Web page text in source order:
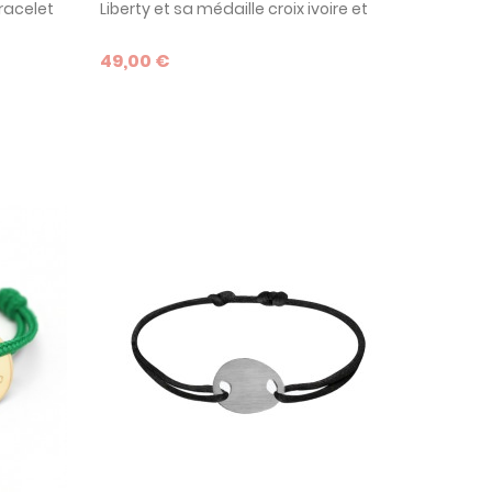
sera
Liberty et sa médaille croix ivoire et
pour fêter un baptême ou une
communion.
49,00 €